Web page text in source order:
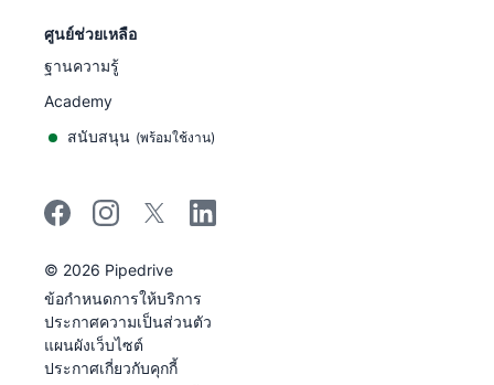
ศูนย์ช่วยเหลือ
ฐานความรู้
Academy
สนับสนุน (พร้อมใช้งาน)
© 2026 Pipedrive
Pipedrive
ข้อกำหนดการให้บริการ
Pipedrive
ประกาศความเป็นส่วนตัว
แผนผังเว็บไซต์
ประกาศเกี่ยวกับคุกกี้